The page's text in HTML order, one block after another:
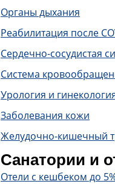
Органы дыхания
Реабилитация после
Сердечно-сосудистая
Система
Урология и
Заболевания кожи
Желудочно-кишечный
Санатории и
Отели с кешбеком до